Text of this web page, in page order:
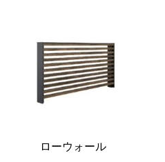
ローウォール